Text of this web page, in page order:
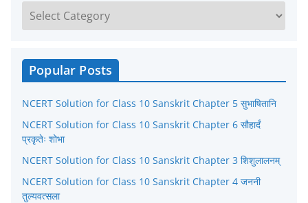
a
g
o
r
i
e
s
Popular Posts
NCERT Solution for Class 10 Sanskrit Chapter 5 सुभाषितानि
NCERT Solution for Class 10 Sanskrit Chapter 6 सौहार्दं
प्रकृतेः शोभा
NCERT Solution for Class 10 Sanskrit Chapter 3 शिशुलालनम्
NCERT Solution for Class 10 Sanskrit Chapter 4 जननी
तुल्यवत्सला